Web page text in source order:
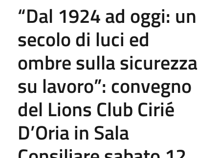
“Dal 1924 ad oggi: un
secolo di luci ed
ombre sulla sicurezza
su lavoro”: convegno
del Lions Club Cirié
D’Oria in Sala